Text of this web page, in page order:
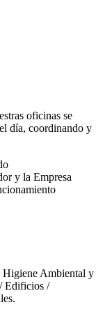
oficinas se
día, coordinando y
y la Empresa
Higiene Ambiental y
Edificios /